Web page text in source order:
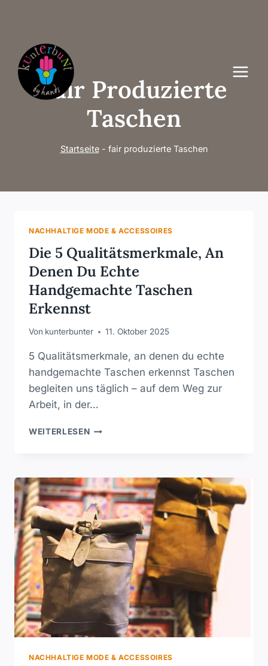
Fair Produzierte
Taschen
Startseite- fair produzierte Taschen
NACHHALTIGE MODE & ACCESSOIRES
Die 5 Qualitätsmerkmale, An
Denen Du Echte
Handgemachte Taschen
Erkennst
Von kunterbunter 11. Oktober 2025
5 Qualitätsmerkmale, an denen du echte
handgemachte Taschen erkennst Taschen
begleiten uns täglich – auf dem Weg zur
Arbeit, in der…
WEITERLESENDIE
DENEN
DU
ECHTE
HANDGEMACHTE
TASCHEN
ERKENNST
NACHHALTIGE MODE & ACCESSOIRES